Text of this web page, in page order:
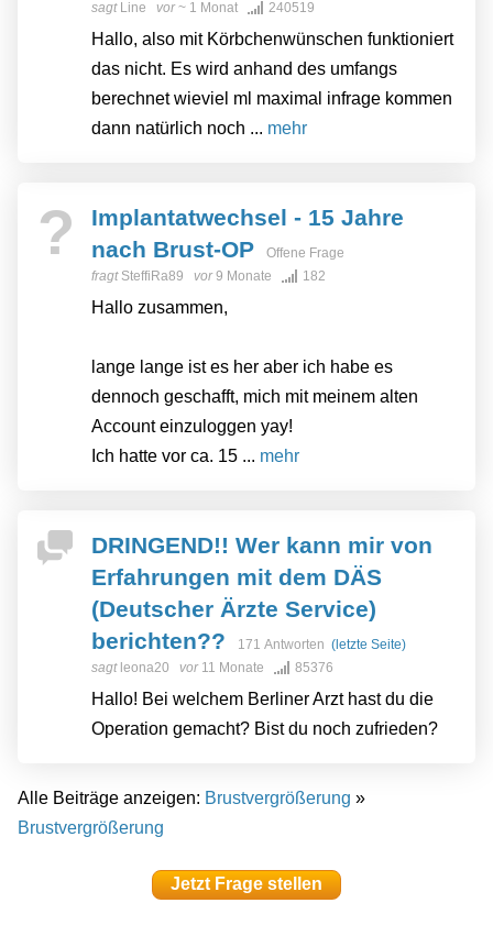
sagt Line vor~ 1 Monat 240519
Hallo, also mit Körbchenwünschen funktioniert
das nicht. Es wird anhand des umfangs
berechnet wieviel ml maximal infrage kommen
dann natürlich noch ... mehr
?
Implantatwechsel - 15 Jahre
nach Brust-OP
Offene Frage
fragt SteffiRa89 vor9 Monate 182
Hallo zusammen,
lange lange ist es her aber ich habe es
dennoch geschafft, mich mit meinem alten
Account einzuloggen yay!
Ich hatte vor ca. 15 ... mehr
DRINGEND!! Wer kann mir von
Erfahrungen mit dem DÄS
(Deutscher Ärzte Service)
berichten??
171 Antworten (letzte Seite)
sagt leona20 vor11 Monate 85376
Hallo! Bei welchem ​​Berliner Arzt hast du die
Operation gemacht? Bist du noch zufrieden?
Alle Beiträge anzeigen: Brustvergrößerung »
Brustvergrößerung
Jetzt Frage stellen